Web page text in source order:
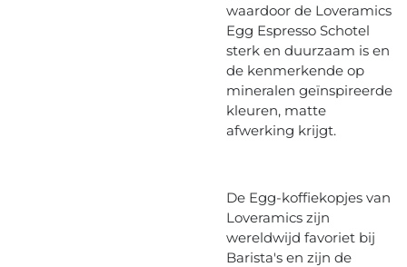
waardoor de Loveramics
Egg Espresso Schotel
sterk en duurzaam is en
de kenmerkende op
mineralen geïnspireerde
kleuren, matte
afwerking krijgt.
De Egg-koffiekopjes van
Loveramics zijn
wereldwijd favoriet bij
Barista's en zijn de